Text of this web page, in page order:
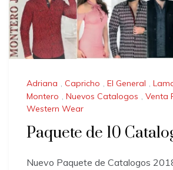
Adriana , Capricho , El General ,
Montero , Nuevos Catalogos , Venta
Western Wear
Paquete de 10
Nuevo Paquete de Catalogos